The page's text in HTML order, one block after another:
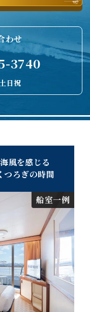
わせ
3740
日祝
海風を感じる
つろぎの時間
船室一例